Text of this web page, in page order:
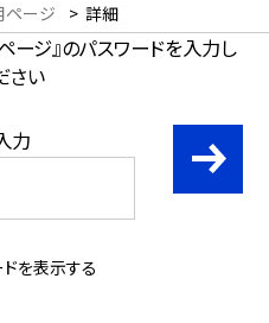
ページ > 詳細
ージ』のパスワードを入力し
さい
力
を表示する